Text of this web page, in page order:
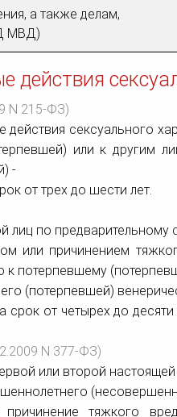
а также делам,
МВД)
действия
N 215-ФЗ)
сексуального
или к другим
-
от трех до шести лет.
лиц по предварительному
или причинением
потерпевшему
(потерпевшей)
от четырех до
N 377-ФЗ)
или второй настоящей
тяжкого